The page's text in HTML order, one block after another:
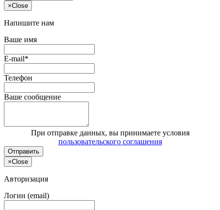
×Close
Напишите нам
Ваше имя
E-mail*
Телефон
Ваше сообщение
При отправке данных, вы принимаете условия
пользовательского соглашения
Отправить
×Close
Авторизация
Логин (email)